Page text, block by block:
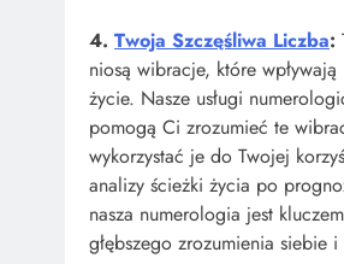
4. Twoja Szczęśliwa Liczba:
niosą wibracje, które wpływają
życie. Nasze usługi
pomogą Ci zrozumieć te
wykorzystać je do Twojej
analizy ścieżki życia po
nasza numerologia jest
głębszego zrozumienia siebie